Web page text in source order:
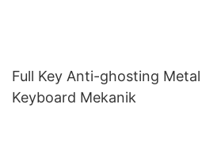
Full Key Anti-ghosting Metal
Keyboard Mekanik